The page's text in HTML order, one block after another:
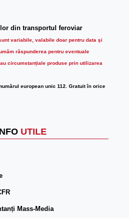
din transportul feroviar
variabile, valabile doar pentru data şi
răspunderea pentru eventuale
circumstanțiale produse prin utilizarea
european unic 112. Gratuit în orice
UTILE
Mass-Media